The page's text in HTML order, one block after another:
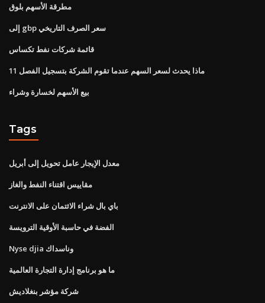
مطرقة الأسهم بلوق
إلى gbp سعر الصرف التاريخي
قائمة شركات نفط تكساس
ماذا يحدث لسعر السهم عندما تقوم الشركة بتسجيل الفصل 11
بيع الأسهم لخسارة وشراء
Tags
معدل الإيجار عامل تحويل إلى أبريل
مقاييس اقتناء النفط والغاز
باي بال شراء الائتمان على الانترنت
الفضة في حاسبة الأوقية الترويسة
Nyse djia وناسداك
ما هو برنامج إدارة التجارة العالمية
شركة مؤشر بنغلاديش